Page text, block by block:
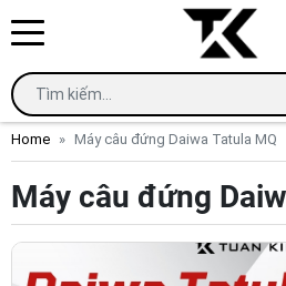
Home Máy câu đứng Daiwa Tatula MQ
Máy câu đứng